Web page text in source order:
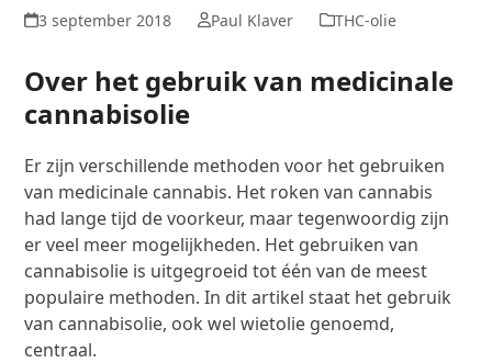
3 september 2018 Paul Klaver THC-olie
Over het gebruik van medicinale
cannabisolie
Er zijn verschillende methoden voor het gebruiken
van medicinale cannabis. Het roken van cannabis
had lange tijd de voorkeur, maar tegenwoordig zijn
er veel meer mogelijkheden. Het gebruiken van
cannabisolie is uitgegroeid tot één van de meest
populaire methoden. In dit artikel staat het gebruik
van cannabisolie, ook wel wietolie genoemd,
centraal.